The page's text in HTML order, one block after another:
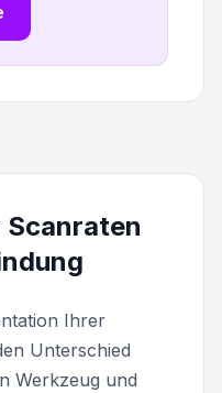
Ihrer
Unterschied
Werkzeug und